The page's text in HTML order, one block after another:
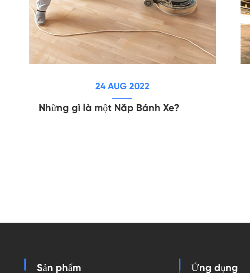
24 AUG 2022
Những gì là một Nắp Bánh Xe?
Sản phẩm Ứng dụng